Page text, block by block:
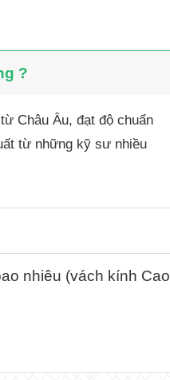
?
Châu Âu, đạt độ chuẩn
từ những kỹ sư nhiều
nhiêu (vách kính Cao